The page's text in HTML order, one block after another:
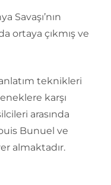
Savaşı’nın
ortaya çıkmış ve
anlatım teknikleri
karşı
arasında
Bunuel ve
almaktadır.